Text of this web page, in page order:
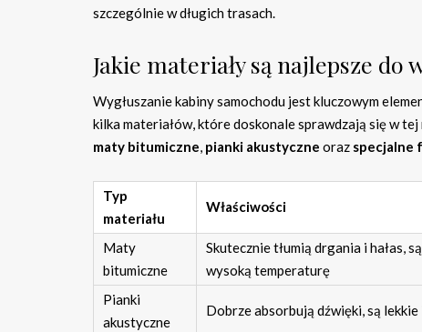
szczególnie w długich trasach.
Jakie materiały są najlepsze do
Wygłuszanie kabiny samochodu jest kluczowym
kilka materiałów, które doskonale sprawdzają się w
maty bitumiczne, pianki akustyczne oraz specjalne
Typ
materiału
Właściwości
Maty
bitumiczne
Skutecznie tłumią drgania i hałas,
wysoką temperaturę
Pianki
akustyczne
Dobrze absorbują dźwięki, są